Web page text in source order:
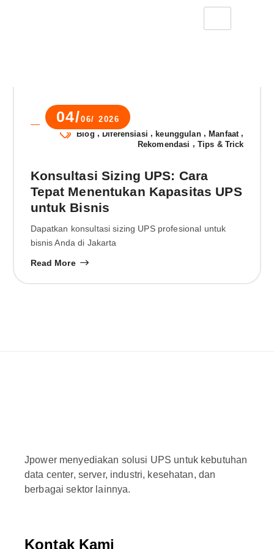
04/06/ 2026
Novia Rachma
Blog ,Diferensiasi , keunggulan,Manfaat ,
Rekomendasi , Tips & Trick
Konsultasi Sizing UPS: Cara
Tepat Menentukan Kapasitas UPS
untuk Bisnis
Dapatkan konsultasi sizing UPS profesional untuk
bisnis Anda di Jakarta
Read More
Jpower menyediakan solusi UPS untuk kebutuhan
data center, server, industri, kesehatan, dan
berbagai sektor lainnya.
Kontak Kami